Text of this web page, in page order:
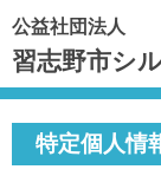
公益社団法人
習志野市シ
特定個人情